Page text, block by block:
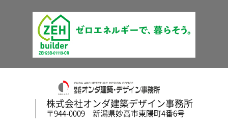
株式会社オンダ建築デザイン事務所
〒944-0009 新潟県妙高市東陽町4番6号